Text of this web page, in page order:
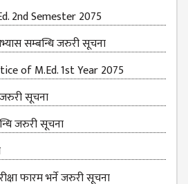
2nd Semester 2075
सम्बन्धि जरुरी सूचना
of M.Ed. 1st Year 2075
सूचना
जरुरी सूचना
फारम भर्ने जरुरी सूचना